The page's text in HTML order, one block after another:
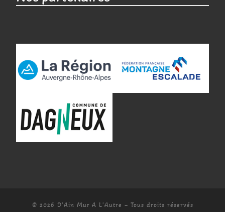
© 2026 D'Ain Mur A L'Autre – Tous droits réservés